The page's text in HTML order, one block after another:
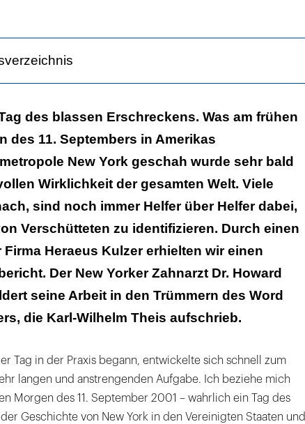
Aufgaben des New Yorker Zahnarztes
tätige Zahnärzte in den USA
im Chaos
vom Schiff aus
der Überreste
Anblicke
geht weiter
des blassen Erschreckens. Was am frühen
des 11. Septembers in Amerikas
New York geschah wurde sehr bald
Wirklichkeit der gesamten Welt. Viele
sind noch immer Helfer über Helfer dabei,
Verschütteten zu identifizieren. Durch einen
Firma Heraeus Kulzer erhielten wir einen
Der New Yorker Zahnarzt Dr. Howard
seine Arbeit in den Trümmern des Word
die Karl-Wilhelm Theis aufschrieb.
Tag in der Praxis begann, entwickelte sich schnell zum
langen und anstrengenden Aufgabe. Ich beziehe mich
Morgen des 11. September 2001 – wahrlich ein Tag des
Geschichte von New York in den Vereinigten Staaten und